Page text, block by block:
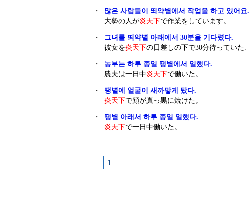
・
많은 사람들이 뙤약볕에서 작업을 하고 있어요.
大勢の人が炎天下で作業をしています。
・
그녀를 뙤약볕 아래에서 30분을 기다렸다.
彼女を炎天下の日差しの下で30分待っていた.
・
농부는 하루 종일 땡볕에서 일했다.
農夫は一日中炎天下で働いた。
・
땡볕에 얼굴이 새까맣게 탔다.
炎天下で顔が真っ黒に焼けた。
・
땡볕 아래서 하루 종일 일했다.
炎天下で一日中働いた。
1